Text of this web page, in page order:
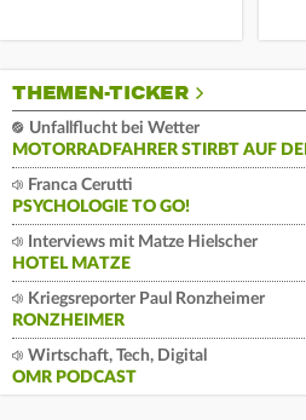
THEMEN-TICKER
Unfallflucht bei Wetter
MOTORRADFAHRER STIRBT AUF
Franca Cerutti
PSYCHOLOGIE TO GO!
Interviews mit Matze Hielscher
HOTEL MATZE
Kriegsreporter Paul Ronzheimer
RONZHEIMER
Wirtschaft, Tech, Digital
OMR PODCAST